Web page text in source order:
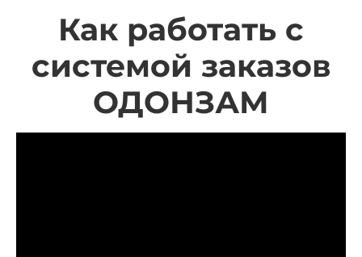
Как работать с
системой заказов
ОДОНЗАМ